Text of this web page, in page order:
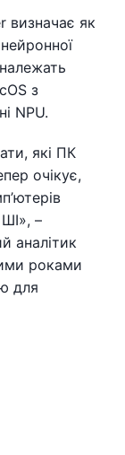
визначає як
з
NPU.
які ПК
очікує,
–
аналітик
роками
для